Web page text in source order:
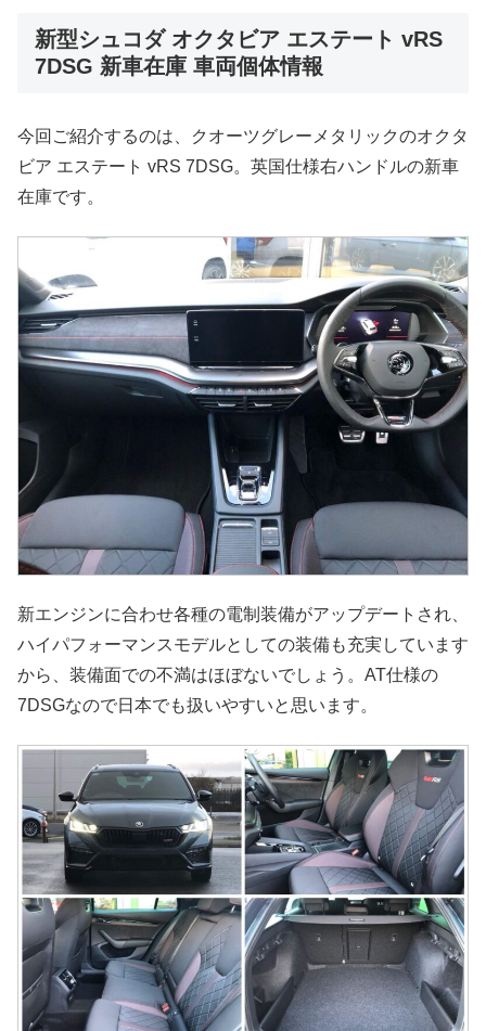
新型シュコダ オクタビア エステート vRS
7DSG 新車在庫 車両個体情報
今回ご紹介するのは、クオーツグレーメタリックのオクタ
ビア エステート vRS 7DSG。英国仕様右ハンドルの新車
在庫です。
新エンジンに合わせ各種の電制装備がアップデートされ、
ハイパフォーマンスモデルとしての装備も充実しています
から、装備面での不満はほぼないでしょう。AT仕様の
7DSGなので日本でも扱いやすいと思います。